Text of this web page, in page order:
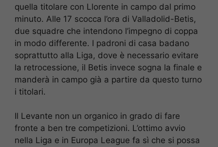
quella titolare con Llorente in campo dal primo
minuto. Alle 17 scocca l’ora di Valladolid-Betis,
due squadre che intendono l’impegno di coppa
in modo differente. I padroni di casa badano
soprattutto alla Liga, dove è necessario evitare
la retrocessione, il Betis invece sogna la finale e
manderà in campo già a partire da questo turno
i titolari.
Il Levante non un organico in grado di fare
fronte a ben tre competizioni. L’ottimo avvio
nella Liga e in Europa League fa sì che si possa